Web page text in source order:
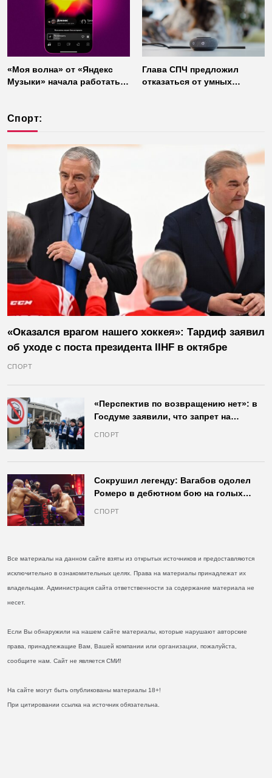
«Моя волна» от «Яндекс
Музыки» начала работать
Глава СПЧ предложил
отказаться от умных
Спорт:
«Оказался врагом нашего хоккея»: Тардиф заявил
об уходе с поста президента IIHF в октябре
СПОРТ
«Перспектив по возвращению нет»: в
Госдуме заявили, что запрет на
СПОРТ
Сокрушил легенду: Вагабов одолел
Ромеро в дебютном бою на голых
СПОРТ
Все материалы на данном сайте взяты из открытых источников и предоставляются
исключительно в ознакомительных целях. Права на материалы принадлежат их
владельцам. Администрация сайта ответственности за содержание материала не
несет.
Если Вы обнаружили на нашем сайте материалы, которые нарушают авторские
права, принадлежащие Вам, Вашей компании или организации, пожалуйста,
сообщите нам. Сайт не является СМИ!
На сайте могут быть опубликованы материалы 18+!
При цитировании ссылка на источник обязательна.